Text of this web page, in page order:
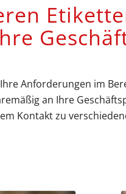
Anforderungen im
an Ihre
Kontakt zu